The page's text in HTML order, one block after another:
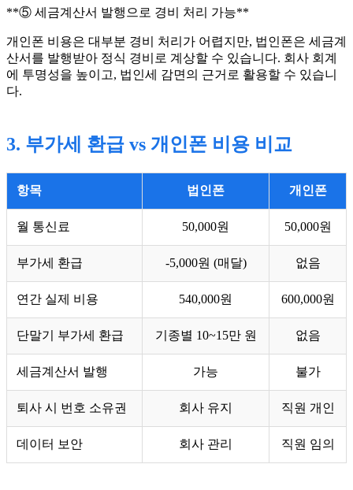
**⑤ 세금계산서 발행으로 경비 처리 가능**
개인폰 비용은 대부분 경비 처리가 어렵지만, 법인폰은 세금계
산서를 발행받아 정식 경비로 계상할 수 있습니다. 회사 회계
에 투명성을 높이고, 법인세 감면의 근거로 활용할 수 있습니
다.
3. 부가세 환급 vs 개인폰 비용 비교
항목 법인폰 개인폰
월 통신료 50,000원 50,000원
부가세 환급 -5,000원 (매달) 없음
연간 실제 비용 540,000원 600,000원
단말기 부가세 환급 기종별 10~15만 원 없음
세금계산서 발행 가능 불가
퇴사 시 번호 소유권 회사 유지 직원 개인
데이터 보안 회사 관리 직원 임의